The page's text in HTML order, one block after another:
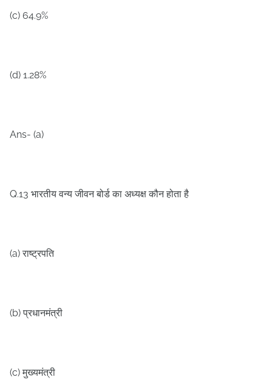
(c) 64.9%
(d) 1.28%
Ans- (a)
Q.13 भारतीय वन्य जीवन बोर्ड का अध्यक्ष कौन होता है
(a)राष्ट्रपति
(b)प्रधानमंत्री
(c)मुख्यमंत्री